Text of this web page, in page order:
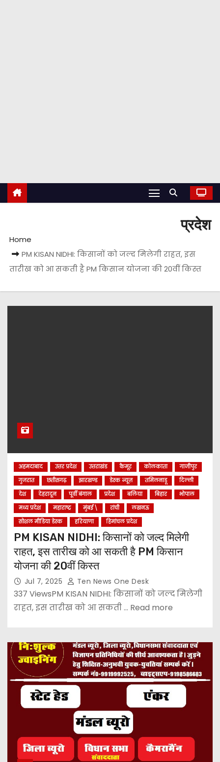
प्रदेश
Home
PM KISAN NIDHI: किसानों को जल्द मिलेगी राहत, इस
तारीख को आ सकती है PM किसान योजना की 20वीं किस्त
अहमदाबाद उत्तर प्रदेश उत्तराखंड कैमूर कोलकाता
गाजीपुर
गुजरात
छत्तीसगढ़ झारखण्ड डेस्क न्यूज़ तमिलनाडू
दिल्ली
देश
देहरादून पूर्वी बंगाल प्रदेश बलिया बिहार
भोपाल
मध्य प्रदेश
महाराष्ट्र मुंबई \ रांची
लखनऊ
सोशल मीडिया डेस्क
हरियाणा हिमांचल प्रदेश
PM KISAN NIDHI: किसानों को जल्द मिलेगी
राहत, इस तारीख को आ सकती है PM किसान
योजना की 20वीं किस्त
Jul 7, 2025 Ten News One Desk
337 ViewsPM KISAN NIDHI: किसानों को जल्द मिलेगी
राहत, इस तारीख को आ सकती ... Read more